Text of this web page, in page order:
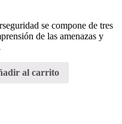
se compone de tres
de las amenazas y
al carrito